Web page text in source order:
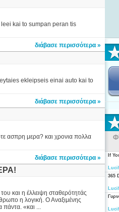
kai to sumpan peran tis
διάβασε περισσότερα »
ekleipseis einai auto kai to
διάβασε περισσότερα »
ασπρη μερα? και χρονια πολλα
διάβασε περισσότερα »
και η έλλειψη σταθερότητάς
η λογική. Ο Αναξιμένης
πάντα. «και ...
If
365